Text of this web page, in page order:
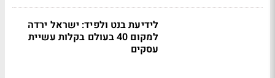
לידיעת בנט ולפיד: ישראל ירדה
למקום 40 בעולם בקלות עשיית
עסקים